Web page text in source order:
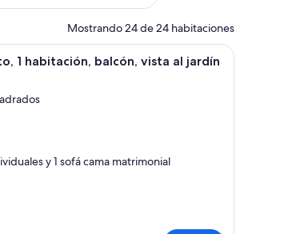
Mostrando 24 de 24 habitaciones
blanca. Habitación de hotel con dos camas, una
1 habitación, balcón, vista al jardín
y 1 sofá cama matrimonial